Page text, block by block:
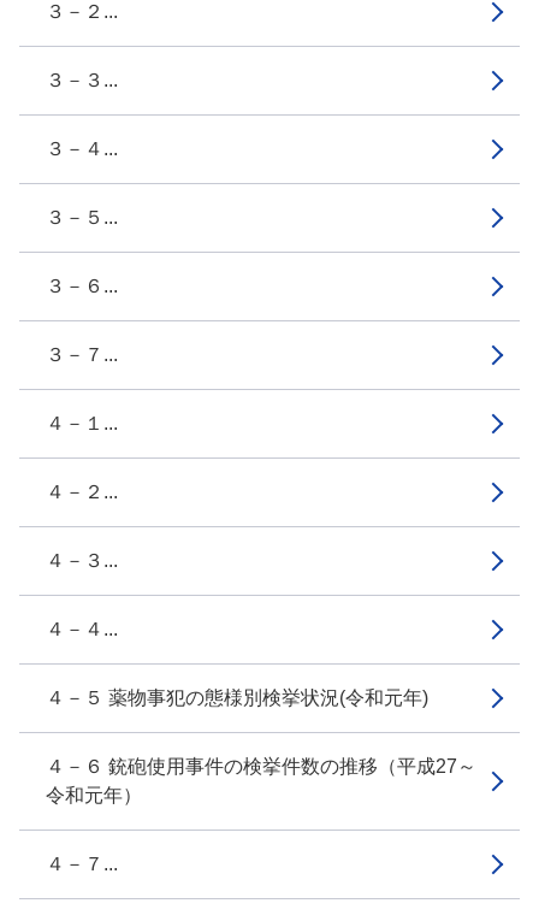
３－２...
３－３...
３－４...
３－５...
３－６...
３－７...
４－１...
４－２...
４－３...
４－４...
４－５ 薬物事犯の態様別検挙状況(令和元年)
４－６ 銃砲使用事件の検挙件数の推移（平成27～
令和元年）
４－７...